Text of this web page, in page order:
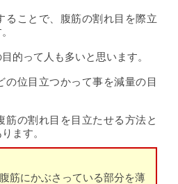
ることで、腹筋の割れ目を際立
的って人も多いと思います。
の位目立つかって事を減量の目
筋の割れ目を目立たせる方法と
ます。
筋にかぶさっている部分を薄